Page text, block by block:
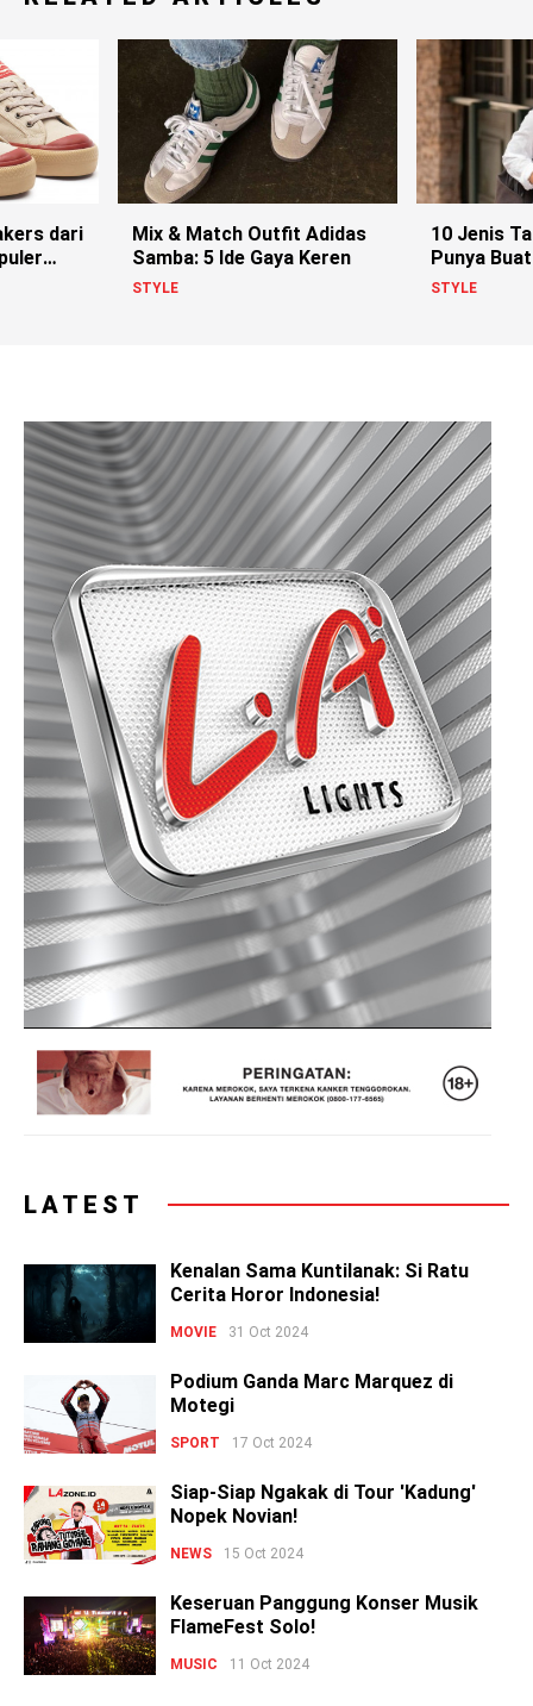
dari
Mix & Match Outfit Adidas
Samba: 5 Ide Gaya Keren
STYLE
10 Jenis
Punya
Lo
STYLE
LATEST
Kenalan Sama Kuntilanak: Si Ratu
Cerita Horor Indonesia!
MOVIE 31 Oct 2024
Podium Ganda Marc Marquez di
Motegi
SPORT 17 Oct 2024
Siap-Siap Ngakak di Tour 'Kadung'
Nopek Novian!
NEWS 15 Oct 2024
Keseruan Panggung Konser Musik
FlameFest Solo!
MUSIC 11 Oct 2024